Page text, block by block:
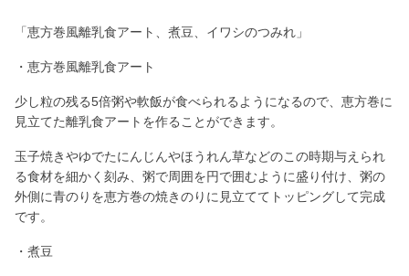
「恵方巻風離乳食アート、煮豆、イワシのつみれ」
・恵方巻風離乳食アート
少し粒の残る5倍粥や軟飯が食べられるようになるので、恵方巻に
見立てた離乳食アートを作ることができます。
玉子焼きやゆでたにんじんやほうれん草などのこの時期与えられ
る食材を細かく刻み、粥で周囲を円で囲むように盛り付け、粥の
外側に青のりを恵方巻の焼きのりに見立ててトッピングして完成
です。
・煮豆